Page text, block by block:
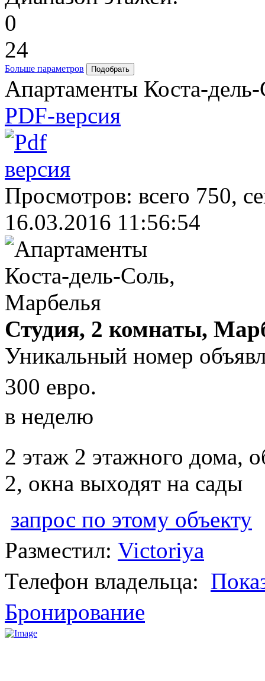
0
24
Больше параметров
Апартаменты Коста-
PDF-версия
Просмотров: всего 750,
16.03.2016 11:56:54
Студия, 2 комнаты,
Уникальный номер
300 евро.
в неделю
2 этаж 2 этажного дома,
2, окна выходят на сады
запрос по этому объекту
Разместил: Victoriya
Телефон владельца:
Бронирование